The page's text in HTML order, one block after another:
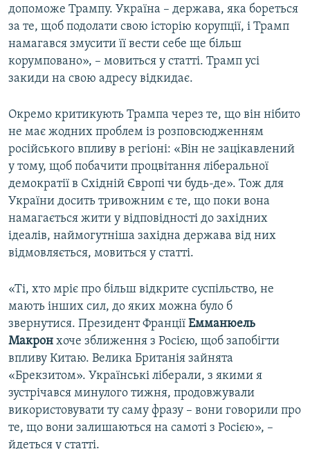
допоможе Трампу. Україна – держава, яка бореться
за те, щоб подолати свою історію корупції, і Трамп
намагався змусити її вести себе ще більш
корумповано», – мовиться у статті. Трамп усі
закиди на свою адресу відкидає.
Окремо критикують Трампа через те, що він нібито
не має жодних проблем із розповсюдженням
російського впливу в регіоні: «Він не зацікавлений
у тому, щоб побачити процвітання ліберальної
демократії в Східній Європі чи будь-де». Тож для
України досить тривожним є те, що поки вона
намагається жити у відповідності до західних
ідеалів, наймогутніша західна держава від них
відмовляється, мовиться у статті.
«Ті, хто мріє про більш відкрите суспільство, не
мають інших сил, до яких можна було б
звернутися. Президент Франції Емманюель
Макрон хоче зближення з Росією, щоб запобігти
впливу Китаю. Велика Британія зайнята
«Брекзитом». Українські ліберали, з якими я
зустрічався минулого тижня, продовжували
використовувати ту саму фразу – вони говорили про
те, що вони залишаються на самоті з Росією», –
йдеться у статті.